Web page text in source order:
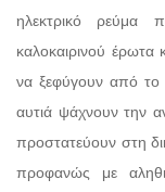
ηλεκτρικό ρεύμα
καλοκαιρινού έρωτα
να ξεφύγουν από το
αυτιά ψάχνουν την
προστατεύουν στη
προφανώς με